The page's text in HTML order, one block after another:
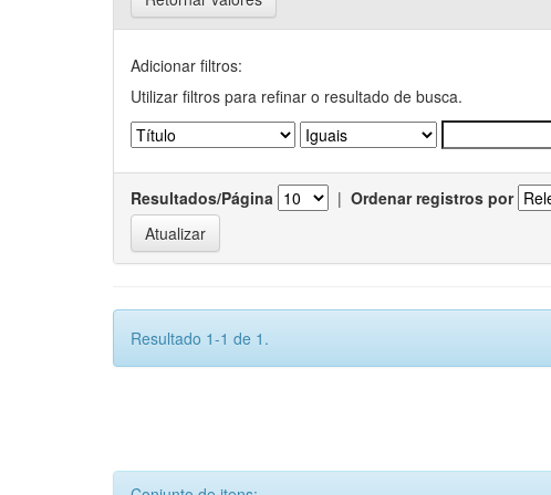
Adicionar filtros:
Utilizar filtros para refinar o resultado de busca.
Resultados/Página | Ordenar registros por
Resultado 1-1 de 1.